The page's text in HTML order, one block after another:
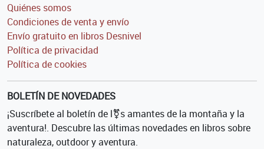
Quiénes somos
Condiciones de venta y envío
Envío gratuito en libros Desnivel
Política de privacidad
Política de cookies
BOLETÍN DE NOVEDADES
¡Suscríbete al boletín de l⚧s amantes de la montaña y la
aventura!. Descubre las últimas novedades en libros sobre
naturaleza, outdoor y aventura.